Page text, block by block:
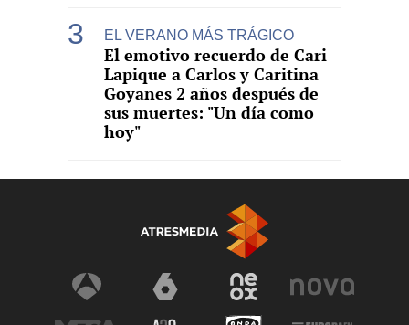
EL VERANO MÁS TRÁGICO
El emotivo recuerdo de Cari
Lapique a Carlos y Caritina
Goyanes 2 años después de
sus muertes: "Un día como
hoy"